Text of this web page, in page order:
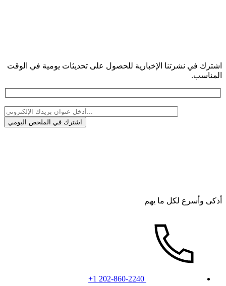
اشترك في نشرتنا الإخبارية للحصول على تحديثات يومية في الوقت
المناسب.
أذكى وأسرع لكل ما يهم
+1 202-860-2240